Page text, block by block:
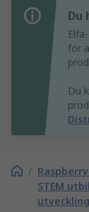
Du
för
Du
/
STEM